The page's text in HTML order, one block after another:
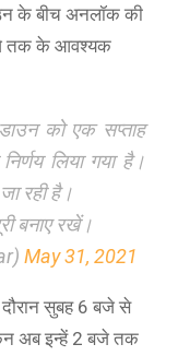
के बीच अनलॉक की
तक के आवश्यक
को एक सप्ताह
लिया गया है।
रही है।
बनाए रखें।
May 31, 2021
सुबह 6 बजे से
अब इन्हें 2 बजे तक